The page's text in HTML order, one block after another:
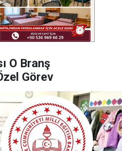
O Branş
Görev